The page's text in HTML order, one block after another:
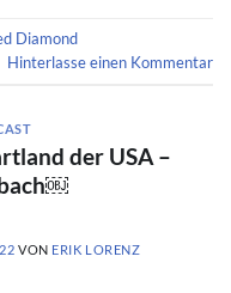
Diamond
Hinterlasse einen Kommentar
der USA –
VON ERIK LORENZ